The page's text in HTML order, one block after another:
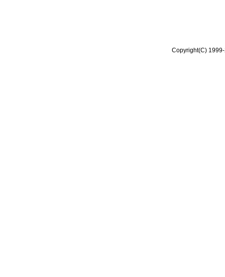
Copyright(C)